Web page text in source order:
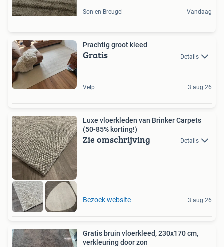
Son en Breugel Vandaag
Prachtig groot kleed
Gratis Details
Velp 3 aug 26
Luxe vloerkleden van Brinker Carpets
(50-85% korting!)
Zie omschrijving Details
Bezoek website 3 aug 26
Gratis bruin vloerkleed, 230x170 cm,
verkleuring door zon